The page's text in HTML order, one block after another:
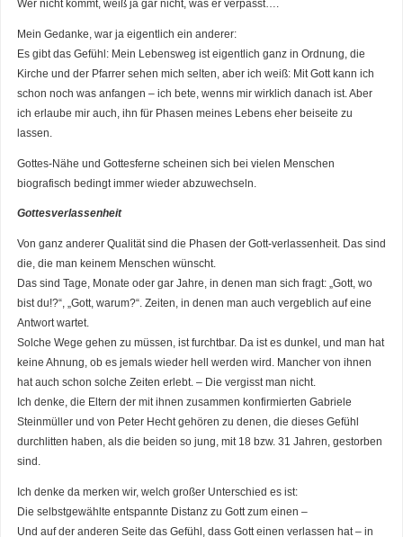
Wer nicht kommt, weiß ja gar nicht, was er verpasst….
Mein Gedanke, war ja eigentlich ein anderer:
Es gibt das Gefühl: Mein Lebensweg ist eigentlich ganz in Ordnung, die
Kirche und der Pfarrer sehen mich selten, aber ich weiß: Mit Gott kann ich
schon noch was anfangen – ich bete, wenns mir wirklich danach ist. Aber
ich erlaube mir auch, ihn für Phasen meines Lebens eher beiseite zu
lassen.
Gottes-Nähe und Gottesferne scheinen sich bei vielen Menschen
biografisch bedingt immer wieder abzuwechseln.
Gottesverlassenheit
Von ganz anderer Qualität sind die Phasen der Gott-verlassenheit. Das sind
die, die man keinem Menschen wünscht.
Das sind Tage, Monate oder gar Jahre, in denen man sich fragt: „Gott, wo
bist du!?“, „Gott, warum?“. Zeiten, in denen man auch vergeblich auf eine
Antwort wartet.
Solche Wege gehen zu müssen, ist furchtbar. Da ist es dunkel, und man hat
keine Ahnung, ob es jemals wieder hell werden wird. Mancher von ihnen
hat auch schon solche Zeiten erlebt. – Die vergisst man nicht.
Ich denke, die Eltern der mit ihnen zusammen konfirmierten Gabriele
Steinmüller und von Peter Hecht gehören zu denen, die dieses Gefühl
durchlitten haben, als die beiden so jung, mit 18 bzw. 31 Jahren, gestorben
sind.
Ich denke da merken wir, welch großer Unterschied es ist:
Die selbstgewählte entspannte Distanz zu Gott zum einen –
Und auf der anderen Seite das Gefühl, dass Gott einen verlassen hat – in